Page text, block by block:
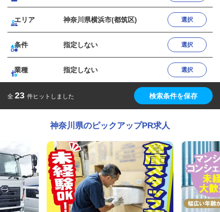
エリア 神奈川県横浜市(都筑区) 選択
条件 指定しない 選択
業種 指定しない 選択
全 23 件ヒットしました 検索条件を保存
神奈川県のピックアップPR求人